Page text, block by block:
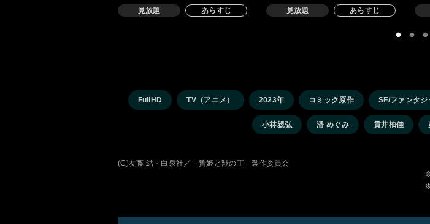
見放題 あらすじ 見放題 あらすじ
FullHD TV（アニメ） 2023年 コミック原作 SF/ファンタジ
小林親弘 潘 めぐみ 貫井柚佳
(C)友藤 結・白泉社／「贄姫と獣の王」製作委員会